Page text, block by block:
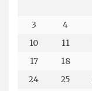
3
4
10
11
17
18
24
25